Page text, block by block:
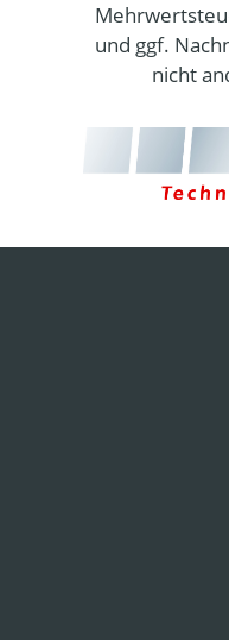
und ggf.
nicht